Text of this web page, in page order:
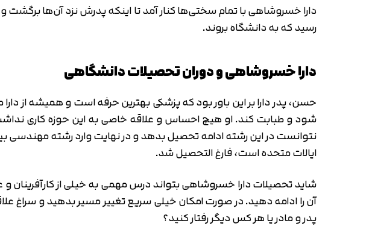
دارا خسروشاهی با تمام سختی‌ها کنار آمد تا اینکه پدرش نزد آن‌ها
رسید که به دانشگاه بروند.
دارا خسروشاهی و دوران تحصیلات دانشگاهی
حسن، پدر دارا بر این باور بود که پزشکی بهترین حرفه است و همیشه از
شود و طبابت کند. او هیچ احساس و علاقه خاصی به این حوزه کاری نداشت.
ایالات متحده است، فارغ التحصیل شد.
شاید تحصیلات دارا خسروشاهی بتواند درس‌ مهمی به خیلی از کارآفرینان و
آن را ادامه دهید. در صورت امکان خیلی سریع تغییر مسیر بدهید و سراغ
پدر و مادر یا هر کس دیگر رفتار کنید؟